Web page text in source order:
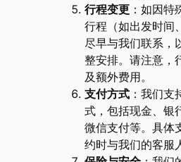
行程变更：如因特
行程（如出发时间
尽早与我们联系，
整安排。请注意，
及额外费用。
支付方式：我们支
式，包括现金、银
微信支付等。具体
约时与我们的客服